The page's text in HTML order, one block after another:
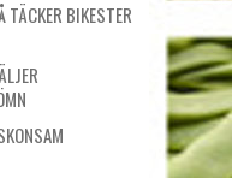
TÄCKER BIKESTER